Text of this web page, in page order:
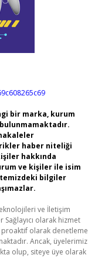
bir marka, kurum
haber niteliği
hakkında
ve kişiler ile isim
bilgiler
ve İletişim
Sağlayıcı olarak hizmet
olarak denetleme
Ancak, üyelerimiz
olup, siteye üye olarak